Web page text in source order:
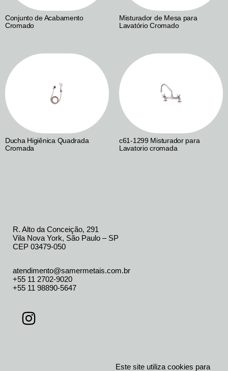
Conjunto de Acabamento
Cromado
Misturador de Mesa para
Lavatório Cromado
Ducha Higiênica Quadrada
Cromada
c61-1299 Misturador para
Lavatorio cromada
R. Alto da Conceição, 291
Vila Nova York, São Paulo – SP
CEP 03479-050
atendimento@samermetais.com.br
+55 11 2702-9020
+55 11 98890-5647
Este site utiliza cookies para